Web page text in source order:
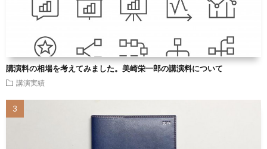
講演料の相場を考えてみました。美崎栄一郎の講演料について
講演実績